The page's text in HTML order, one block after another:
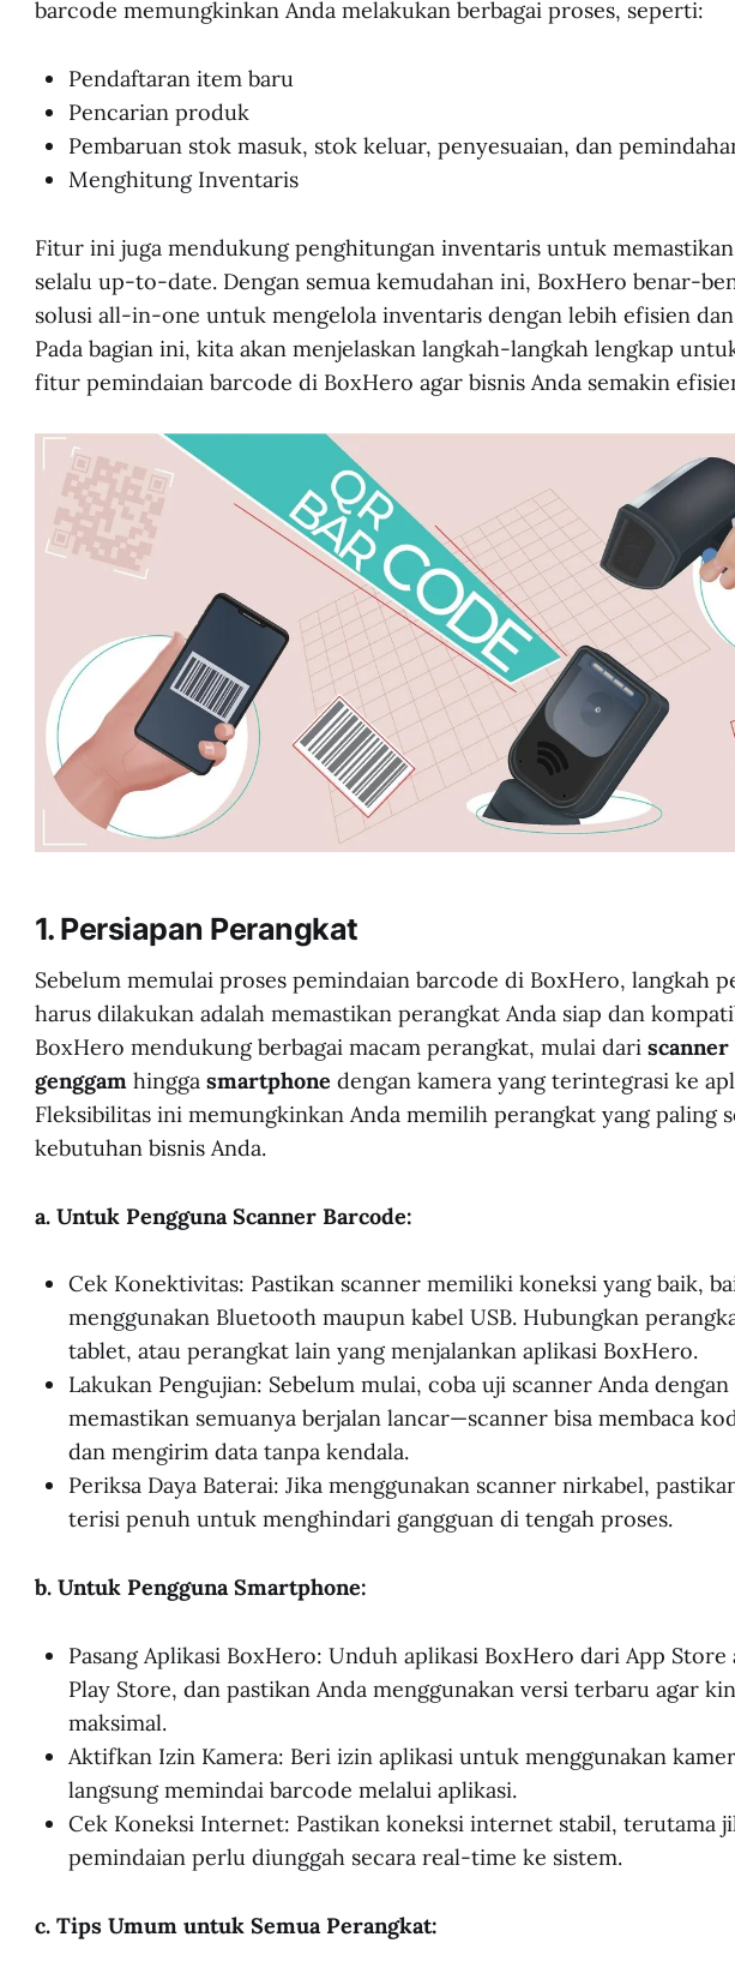
barcode memungkinkan Anda melakukan berbagai proses, seperti:
Pendaftaran item baru
Pencarian produk
Pembaruan stok masuk, stok keluar, penyesuaian, dan
Menghitung Inventaris
Fitur ini juga mendukung penghitungan inventaris untuk
selalu up-to-date. Dengan semua kemudahan ini, BoxHero benar-
solusi all-in-one untuk mengelola inventaris dengan lebih efisien
Pada bagian ini, kita akan menjelaskan langkah-langkah lengkap
fitur pemindaian barcode di BoxHero agar bisnis Anda semakin
1. Persiapan Perangkat
Sebelum memulai proses pemindaian barcode di BoxHero, langkah
harus dilakukan adalah memastikan perangkat Anda siap dan
BoxHero mendukung berbagai macam perangkat, mulai dari scanner
genggam hingga smartphone dengan kamera yang terintegrasi ke
Fleksibilitas ini memungkinkan Anda memilih perangkat yang paling
kebutuhan bisnis Anda.
a. Untuk Pengguna Scanner Barcode:
Cek Konektivitas: Pastikan scanner memiliki koneksi yang baik,
menggunakan Bluetooth maupun kabel USB. Hubungkan
tablet, atau perangkat lain yang menjalankan aplikasi BoxHero.
Lakukan Pengujian: Sebelum mulai, coba uji scanner Anda
memastikan semuanya berjalan lancar—scanner bisa membaca
dan mengirim data tanpa kendala.
Periksa Daya Baterai: Jika menggunakan scanner nirkabel,
terisi penuh untuk menghindari gangguan di tengah proses.
b. Untuk Pengguna Smartphone:
Pasang Aplikasi BoxHero: Unduh aplikasi BoxHero dari App Store
Play Store, dan pastikan Anda menggunakan versi terbaru agar
maksimal.
Aktifkan Izin Kamera: Beri izin aplikasi untuk menggunakan
langsung memindai barcode melalui aplikasi.
Cek Koneksi Internet: Pastikan koneksi internet stabil, terutama
pemindaian perlu diunggah secara real-time ke sistem.
c. Tips Umum untuk Semua Perangkat: